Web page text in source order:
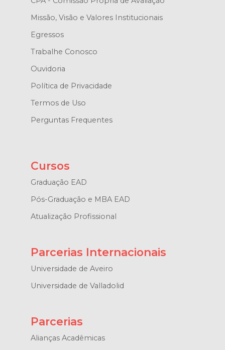
Missão, Visão e Valores Institucionais
Egressos
Trabalhe Conosco
Ouvidoria
Política de Privacidade
Termos de Uso
Perguntas Frequentes
Cursos
Graduação EAD
Pós-Graduação e MBA EAD
Atualização Profissional
Parcerias Internacionais
Universidade de Aveiro
Universidade de Valladolid
Parcerias
Alianças Acadêmicas